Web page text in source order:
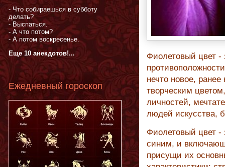
Фиолетовый цвет -
нечто новое,
творческим
личностей,
людей искусства,
Фиолетовый цвет -
синим, и
присущи их
- Что собираешься в субботу
делать?
- Выспаться.
- А что потом?
- А потом воскресенье.
Еще 10 анекдотов!...
Ежедневный гороскоп